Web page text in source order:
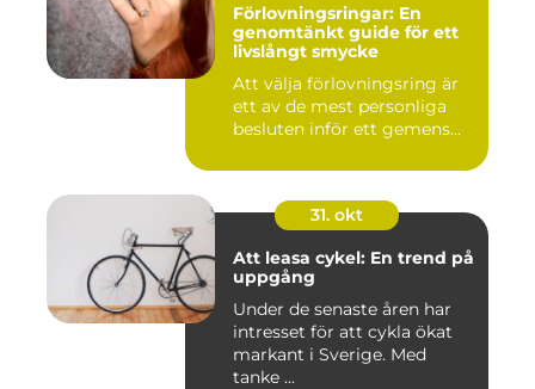
Förlovningsringar: En
genomtänkt guide för ett
livslångt smycke
Att välja förlovningsring är
ett av de mest personliga
besluten inför ett gemens...
31. okt
Att leasa cykel: En trend på
uppgång
Under de senaste åren har
intresset för att cykla ökat
markant i Sverige. Med
tanke ...